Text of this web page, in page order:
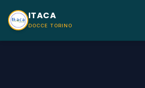
ITACA
DOCCE TORINO